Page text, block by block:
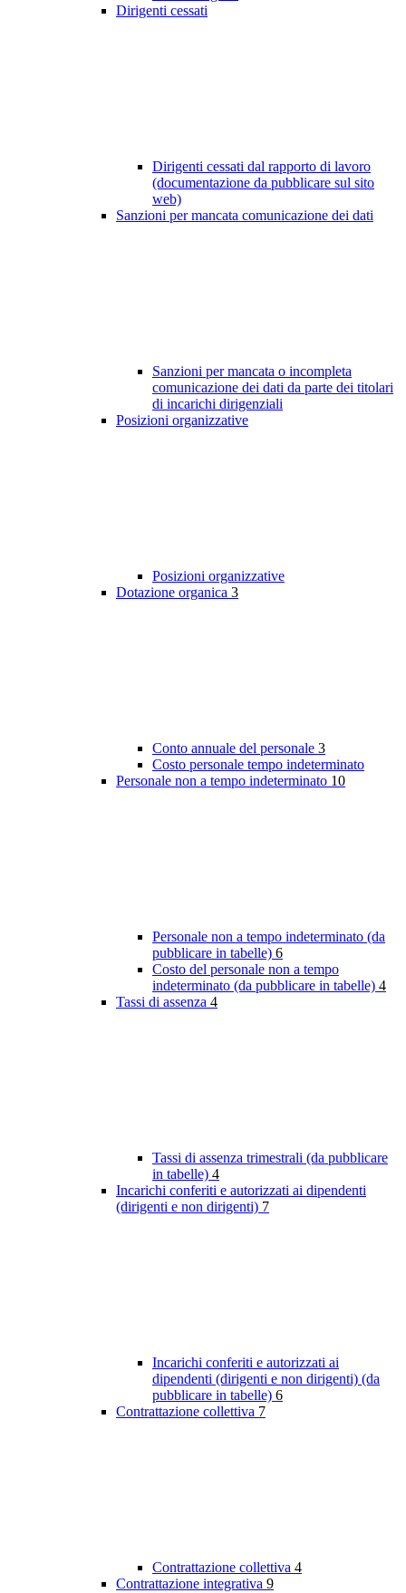
Dirigenti cessati
Dirigenti cessati dal rapporto di lavoro
(documentazione da pubblicare sul sito
web)
Sanzioni per mancata comunicazione dei dati
Sanzioni per mancata o incompleta
comunicazione dei dati da parte dei titolari
di incarichi dirigenziali
Posizioni organizzative
Posizioni organizzative
Dotazione organica 3
Conto annuale del personale 3
Costo personale tempo indeterminato
Personale non a tempo indeterminato 10
Personale non a tempo indeterminato (da
pubblicare in tabelle) 6
Costo del personale non a tempo
indeterminato (da pubblicare in tabelle) 4
Tassi di assenza 4
Tassi di assenza trimestrali (da pubblicare
in tabelle) 4
Incarichi conferiti e autorizzati ai dipendenti
(dirigenti e non dirigenti) 7
Incarichi conferiti e autorizzati ai
dipendenti (dirigenti e non dirigenti) (da
pubblicare in tabelle) 6
Contrattazione collettiva 7
Contrattazione collettiva 4
Contrattazione integrativa 9